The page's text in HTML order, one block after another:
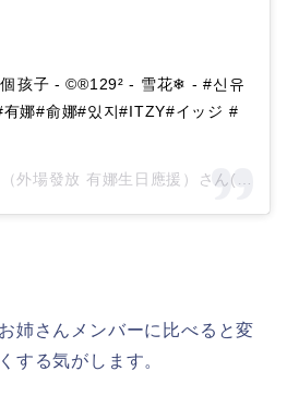
孩子 - ©®129² - 雪花❄ - #신유
娜#俞娜#있지#ITZY#イッジ #
放 有娜生日應援）さん(@itzy_yuna_tw)がシェアした投稿 -
姉さんメンバーに比べると変
する気がします。